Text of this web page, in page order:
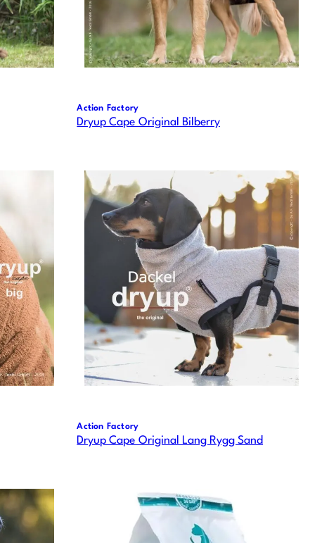
Action Factory
Dryup Cape Original Bilberry
Action Factory
Dryup Cape Original Lang Rygg Sand